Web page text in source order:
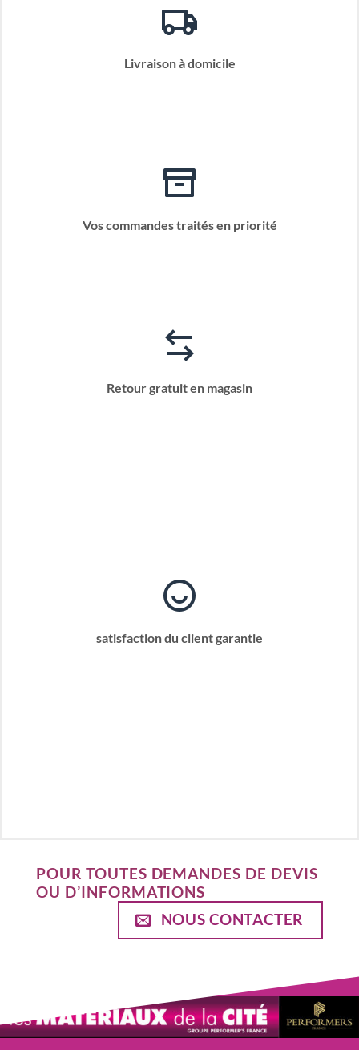
Livraison à domicile
Vos commandes traités en priorité
Retour gratuit en magasin
satisfaction du client garantie
POUR TOUTES DEMANDES DE DEVIS
OU D’INFORMATIONS
NOUS CONTACTER